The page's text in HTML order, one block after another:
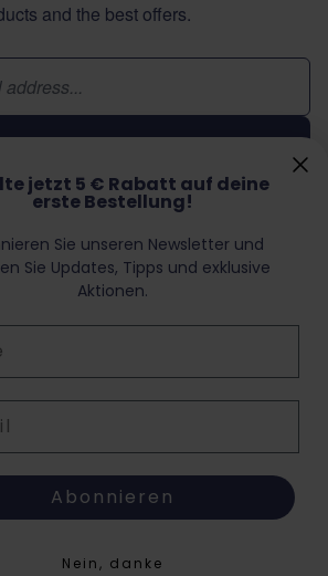
and the best offers.
Abonnieren
All Rights Reserved. Design &
Accent Interactive
(AGB)
jetzt 5 € Rabatt auf deine
erste Bestellung!
Sie unseren Newsletter und
Sie Updates, Tipps und exklusive
Aktionen.
Abonnieren
Nein, danke